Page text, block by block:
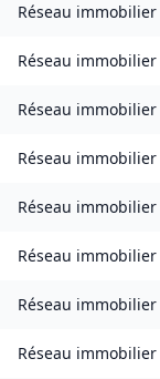
Réseau immobilier
Réseau immobilier
Réseau immobilier
Réseau immobilier
Réseau immobilier
Réseau immobilier
Réseau immobilier
Réseau immobilier